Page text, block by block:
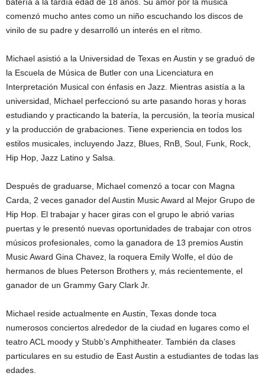
comenzó mucho antes como un niño escuchando los discos de
vinilo de su padre y desarrolló un interés en el ritmo.
Michael asistió a la Universidad de Texas en Austin y se graduó de
la Escuela de Música de Butler con una Licenciatura en
Interpretación Musical con énfasis en Jazz. Mientras asistía a la
universidad, Michael perfeccionó su arte pasando horas y horas
estudiando y practicando la batería, la percusión, la teoría musical
y la producción de grabaciones. Tiene experiencia en todos los
estilos musicales, incluyendo Jazz, Blues, RnB, Soul, Funk, Rock,
Hip Hop, Jazz Latino y Salsa.
Después de graduarse, Michael comenzó a tocar con Magna
Carda, 2 veces ganador del Austin Music Award al Mejor Grupo de
Hip Hop. El trabajar y hacer giras con el grupo le abrió varias
puertas y le presentó nuevas oportunidades de trabajar con otros
músicos profesionales, como la ganadora de 13 premios Austin
Music Award Gina Chavez, la roquera Emily Wolfe, el dúo de
hermanos de blues Peterson Brothers y, más recientemente, el
ganador de un Grammy Gary Clark Jr.
Michael reside actualmente en Austin, Texas donde toca
numerosos conciertos alrededor de la ciudad en lugares como el
teatro ACL moody y Stubb’s Amphitheater. También da clases
particulares en su estudio de East Austin a estudiantes de todas las
edades.